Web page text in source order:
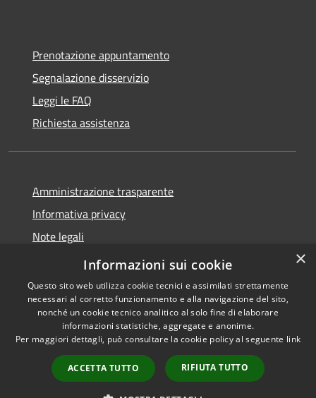
Prenotazione appuntamento
Segnalazione disservizio
Leggi le FAQ
Richiesta assistenza
Amministrazione trasparente
Informativa privacy
Note legali
Dichiarazione di accessibilità
Accessibilità
Copyright © 2026 • Comune di
Fara Gera d'Adda • Powered by
Municipium•
Accesso
redazione
×
Informazioni sui cookie
Questo sito web utilizza cookie tecnici e assimilati strettamente
necessari al corretto funzionamento e alla navigazione del sito,
nonché un cookie tecnico analitico al solo fine di elaborare
informazioni statistiche, aggregate e anonime.
Per maggiori dettagli, può consultare la cookie policy al seguente link
ACCETTA TUTTO RIFIUTA TUTTO